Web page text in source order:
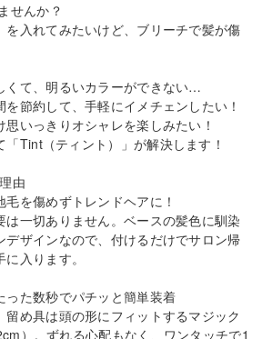
せんか？
を入れてみたいけど、ブリーチで髪が傷
くて、明るいカラーができない…
節約して、手軽にイメチェンしたい！
いっきりオシャレを楽しみたい！
Tint（ティント）」が解決します！
由
毛を傷めずトレンドヘアに！
一切ありません。ベースの髪色に馴染
デザインなので、付けるだけでサロン帰
入ります。
った数秒でパチッと簡単装着
め具は頭の形にフィットするマジック
）。ずれる心配もなく、ワンタッチで1